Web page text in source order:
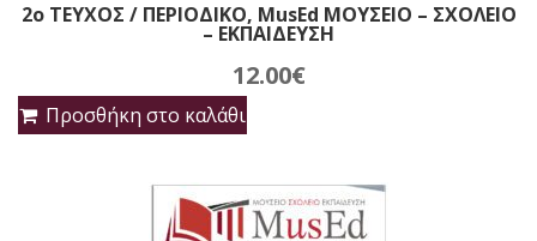
out
of
2ο ΤΕΥΧΟΣ / ΠΕΡΙΟΔΙΚΟ, MusEd ΜΟΥΣΕΙΟ – ΣΧΟΛΕΙΟ
– ΕΚΠΑΙΔΕΥΣΗ
12.00€
Προσθήκη στο καλάθι